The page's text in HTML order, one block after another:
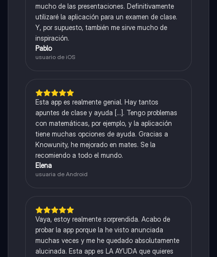
mucho de las presentaciones. Definitivamente
utilizaré la aplicación para un examen de clase.
Y, por supuesto, también me sirve mucho de
inspiración.
Pablo
usuario de iOS
Esta app es realmente genial. Hay tantos
apuntes de clase y ayuda [...]. Tengo problemas
con matemáticas, por ejemplo, y la aplicación
tiene muchas opciones de ayuda. Gracias a
Knowunity, he mejorado en mates. Se la
recomiendo a todo el mundo.
Elena
usuaria de Android
Vaya, estoy realmente sorprendida. Acabo de
probar la app porque la he visto anunciada
muchas veces y me he quedado absolutamente
alucinada. Esta app es LA AYUDA que quieres